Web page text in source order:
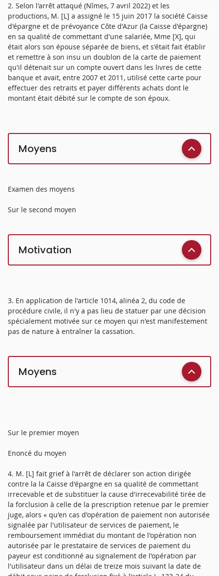
2. Selon l'arrêt attaqué (Nîmes, 7 avril 2022) et les
productions, M. [L] a assigné le 15 juin 2017 la société Caisse
d'épargne et de prévoyance Côte d'Azur (la Caisse d'épargne)
en sa qualité de commettant d'une salariée, Mme [X], qui
était alors son épouse séparée de biens, et s'était fait établir
et remettre à son insu un doublon de la carte de paiement
qu'il détenait sur un compte ouvert dans les livres de cette
banque et avait, entre 2007 et 2011, utilisé cette carte pour
effectuer des retraits et payer différents achats dont le
montant était débité sur le compte de son époux.
Moyens
Examen des moyens
Sur le second moyen
Motivation
3. En application de l'article 1014, alinéa 2, du code de
procédure civile, il n'y a pas lieu de statuer par une décision
spécialement motivée sur ce moyen qui n'est manifestement
pas de nature à entraîner la cassation.
Moyens
Sur le premier moyen
Enoncé du moyen
4. M. [L] fait grief à l'arrêt de déclarer son action dirigée
contre la la Caisse d'épargne en sa qualité de commettant
irrecevable et de substituer la cause d'irrecevabilité tirée de
la forclusion à celle de la prescription retenue par le premier
juge, alors « qu'en cas d'opération de paiement non autorisée
signalée par l'utilisateur de services de paiement, le
remboursement immédiat du montant de l'opération non
autorisée par le prestataire de services de paiement du
payeur est conditionné au signalement de l'opération par
l'utilisateur dans un délai de treize mois suivant la date de